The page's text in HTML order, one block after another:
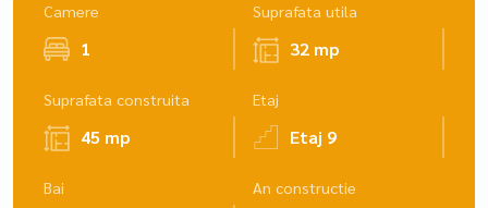
Camere
1
Suprafata utila
32 mp
Suprafata construita
45 mp
Etaj
Etaj 9
Bai An constructie